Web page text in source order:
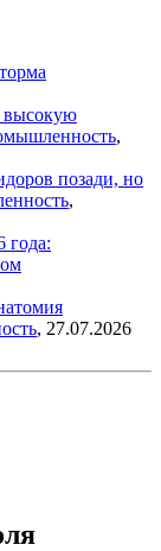
высокую
,
позади, но
,
года:
, 27.07.2026